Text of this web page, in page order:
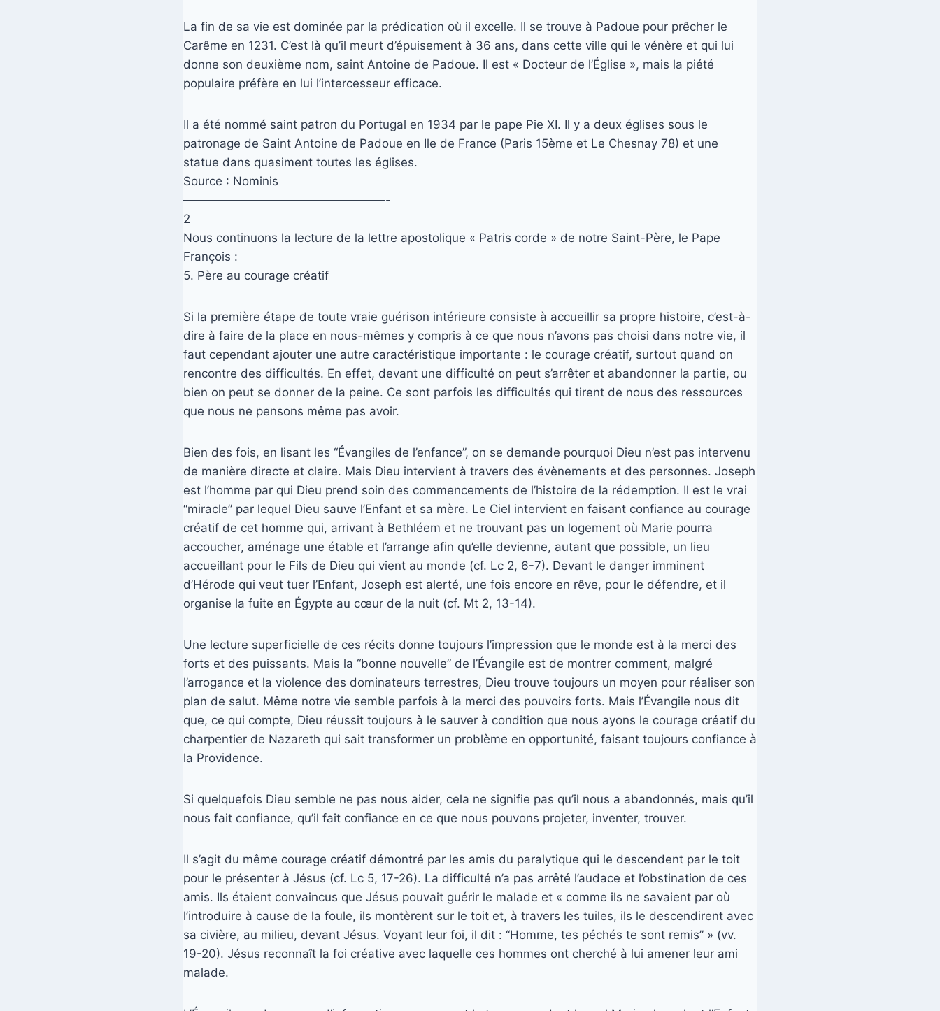
La fin de sa vie est dominée par la prédication où il excelle. Il se trouve à Padoue pour prêcher le
Carême en 1231. C’est là qu’il meurt d’épuisement à 36 ans, dans cette ville qui le vénère et qui lui
donne son deuxième nom, saint Antoine de Padoue. Il est « Docteur de l’Église », mais la piété
populaire préfère en lui l’intercesseur efficace.
Il a été nommé saint patron du Portugal en 1934 par le pape Pie XI. Il y a deux églises sous le
patronage de Saint Antoine de Padoue en Ile de France (Paris 15ème et Le Chesnay 78) et une
statue dans quasiment toutes les églises.
Source : Nominis
—————————————————-
2
Nous continuons la lecture de la lettre apostolique « Patris corde » de notre Saint-Père, le Pape
François :
5. Père au courage créatif
Si la première étape de toute vraie guérison intérieure consiste à accueillir sa propre histoire, c’est-à-
dire à faire de la place en nous-mêmes y compris à ce que nous n’avons pas choisi dans notre vie, il
faut cependant ajouter une autre caractéristique importante : le courage créatif, surtout quand on
rencontre des difficultés. En effet, devant une difficulté on peut s’arrêter et abandonner la partie, ou
bien on peut se donner de la peine. Ce sont parfois les difficultés qui tirent de nous des ressources
que nous ne pensons même pas avoir.
Bien des fois, en lisant les “Évangiles de l’enfance”, on se demande pourquoi Dieu n’est pas intervenu
de manière directe et claire. Mais Dieu intervient à travers des évènements et des personnes. Joseph
est l’homme par qui Dieu prend soin des commencements de l’histoire de la rédemption. Il est le vrai
“miracle” par lequel Dieu sauve l’Enfant et sa mère. Le Ciel intervient en faisant confiance au courage
créatif de cet homme qui, arrivant à Bethléem et ne trouvant pas un logement où Marie pourra
accoucher, aménage une étable et l’arrange afin qu’elle devienne, autant que possible, un lieu
accueillant pour le Fils de Dieu qui vient au monde (cf. Lc 2, 6-7). Devant le danger imminent
d’Hérode qui veut tuer l’Enfant, Joseph est alerté, une fois encore en rêve, pour le défendre, et il
organise la fuite en Égypte au cœur de la nuit (cf. Mt 2, 13-14).
Une lecture superficielle de ces récits donne toujours l’impression que le monde est à la merci des
forts et des puissants. Mais la “bonne nouvelle” de l’Évangile est de montrer comment, malgré
l’arrogance et la violence des dominateurs terrestres, Dieu trouve toujours un moyen pour réaliser son
plan de salut. Même notre vie semble parfois à la merci des pouvoirs forts. Mais l’Évangile nous dit
que, ce qui compte, Dieu réussit toujours à le sauver à condition que nous ayons le courage créatif du
charpentier de Nazareth qui sait transformer un problème en opportunité, faisant toujours confiance à
la Providence.
Si quelquefois Dieu semble ne pas nous aider, cela ne signifie pas qu’il nous a abandonnés, mais qu’il
nous fait confiance, qu’il fait confiance en ce que nous pouvons projeter, inventer, trouver.
Il s’agit du même courage créatif démontré par les amis du paralytique qui le descendent par le toit
pour le présenter à Jésus (cf. Lc 5, 17-26). La difficulté n’a pas arrêté l’audace et l’obstination de ces
amis. Ils étaient convaincus que Jésus pouvait guérir le malade et « comme ils ne savaient par où
l’introduire à cause de la foule, ils montèrent sur le toit et, à travers les tuiles, ils le descendirent avec
sa civière, au milieu, devant Jésus. Voyant leur foi, il dit : “Homme, tes péchés te sont remis” » (vv.
19-20). Jésus reconnaît la foi créative avec laquelle ces hommes ont cherché à lui amener leur ami
malade.